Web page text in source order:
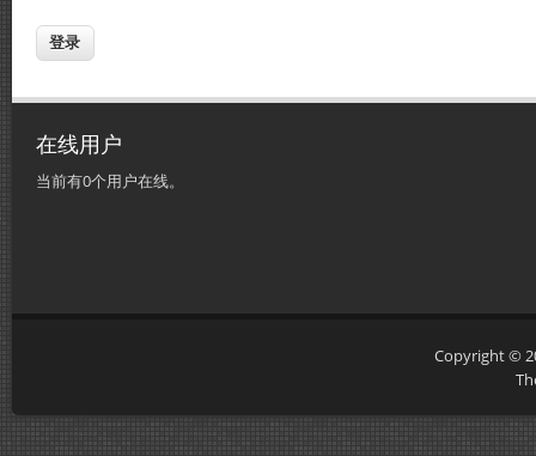
在线用户
当前有0个用户在线。
Copyright ©